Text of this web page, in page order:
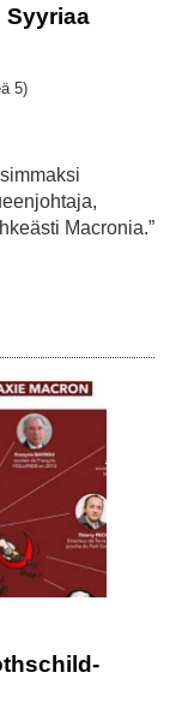
Syyriaa
5)
Macronia.”